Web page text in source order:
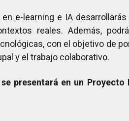
en e-learning e IA
reales. Además,
con el objetivo de
y el trabajo colaborativo.
presentará en un Proyecto